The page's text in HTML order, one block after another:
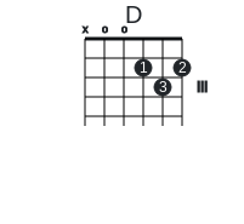
D
x o o
1
3
2